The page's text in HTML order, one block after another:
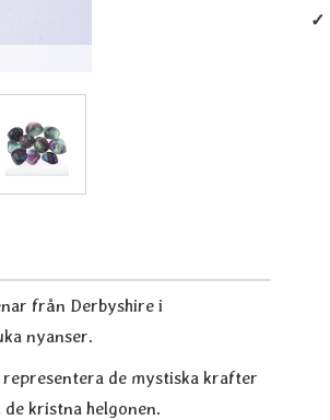
✓
från Derbyshire i
nyanser.
de mystiska krafter
kristna helgonen.